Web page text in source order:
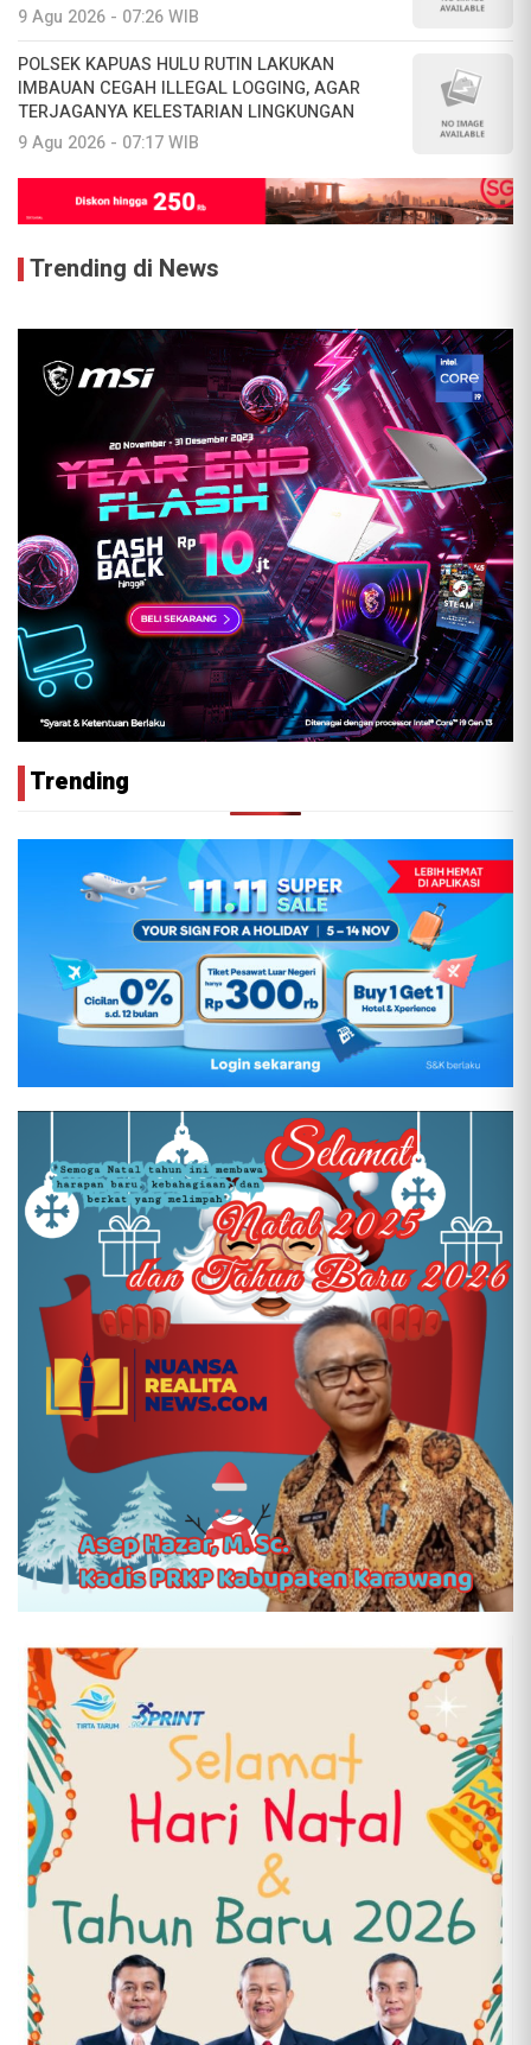
9 Agu 2026 - 07:26 WIB
POLSEK KAPUAS HULU RUTIN LAKUKAN
IMBAUAN CEGAH ILLEGAL LOGGING, AGAR
TERJAGANYA KELESTARIAN LINGKUNGAN
9 Agu 2026 - 07:17 WIB
Trending di News
Trending